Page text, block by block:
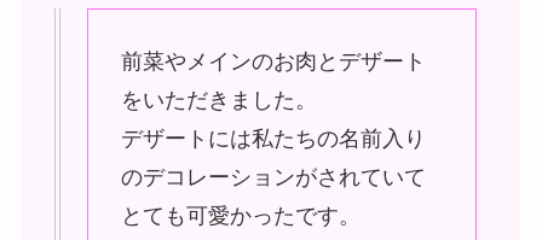
前菜やメインのお肉とデザート
をいただきました。
デザートには私たちの名前入り
のデコレーションがされていて
とても可愛かったです。